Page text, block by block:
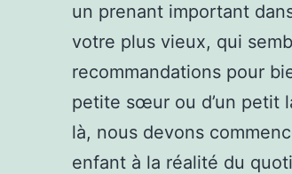
un prenant important
votre plus vieux, qui
recommandations pour
petite sœur ou d’un petit
là, nous devons
enfant à la réalité du